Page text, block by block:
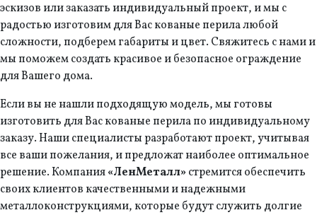
эскизов или заказать индивидуальный проект, и мы с
радостью изготовим для Вас кованые перила любой
сложности, подберем габариты и цвет. Свяжитесь с нами и
мы поможем создать красивое и безопасное ограждение
для Вашего дома.
Если вы не нашли подходящую модель, мы готовы
изготовить для Вас кованые перила по индивидуальному
заказу. Наши специалисты разработают проект, учитывая
все ваши пожелания, и предложат наиболее оптимальное
решение. Компания«ЛенМеталл»стремится обеспечить
своих клиентов качественными и надежными
металлоконструкциями, которые будут служить долгие